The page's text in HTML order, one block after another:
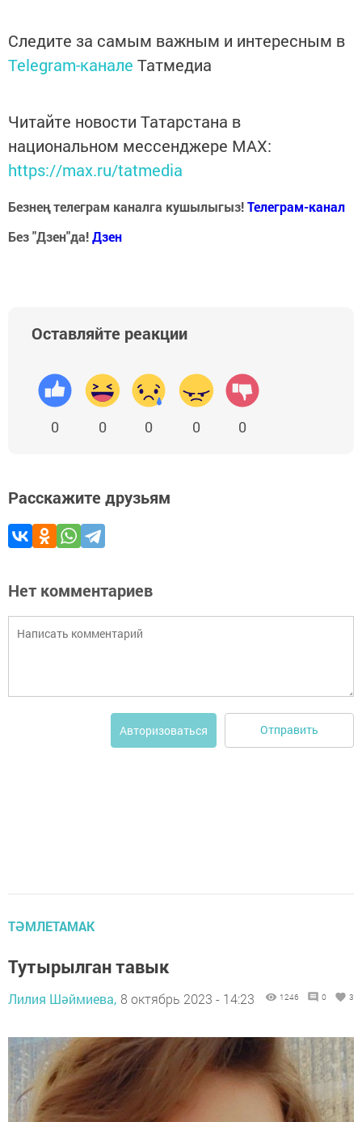
Следите за самым важным и интересным в
Telegram-канале Татмедиа
Читайте новости Татарстана в
национальном мессенджере MАХ:
https://max.ru/tatmedia
Безнең телеграм каналга кушылыгыз!Телеграм-канал
Без "Дзен"да!Дзен
Оставляйте реакции
0 0 0 0 0
Расскажите друзьям
Нет комментариев
Авторизоваться Отправить
ТӘМЛЕТАМАК
Тутырылган тавык
Лилия Шәймиева, 8 октябрь 2023 - 14:23 1246 0 3